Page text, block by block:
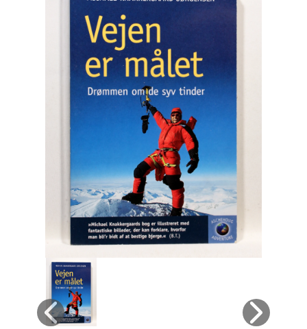
Erhverv
Europa
Fantasy / Sciencefiction
Håndværk
Historie
Hobby
Hus / Have
Husdyr